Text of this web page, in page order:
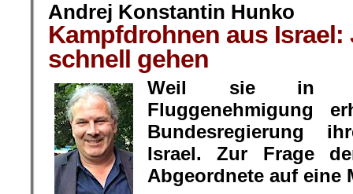
Andrej Konstantin Hunko
Kampfdrohnen aus Israel:
schnell gehen
Weil sie in
Fluggenehmigung
Bundesregierung
Israel. Zur Frage
Abgeordnete auf eine